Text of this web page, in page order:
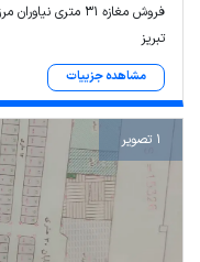
فروش مغازه ۳۱ متری نیاوران مرزداران
تبریز
مشاهده جزییات
1 تصویر